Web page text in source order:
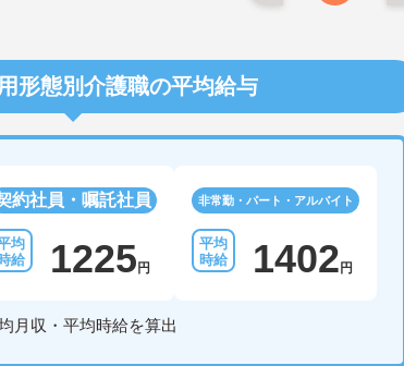
形態別介護職の平均給与
約社員・嘱託社員
1225 円
非常勤・パート・アルバイト
1402 円
月収・平均時給を算出